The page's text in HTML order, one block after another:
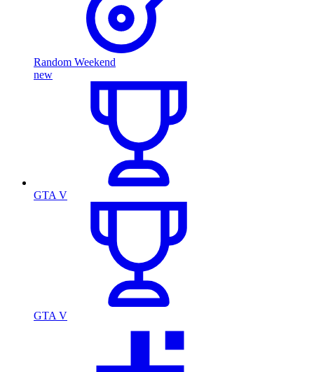
Random Weekend
new
GTA V
GTA V